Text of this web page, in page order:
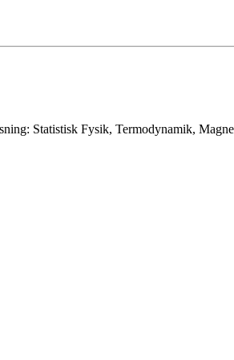
Statistisk Fysik, Termodynamik,